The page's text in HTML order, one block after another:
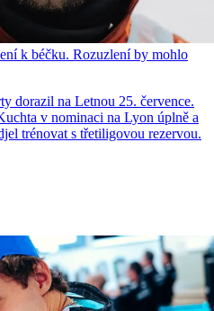
k béčku. Rozuzlení by mohlo
dorazil na Letnou 25. července.
v nominaci na Lyon úplně a
trénovat s třetiligovou rezervou.